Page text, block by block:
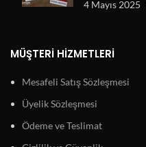
4 Mayıs 2025
MÜŞTERI HIZMETLERI
Mesafeli Satış Sözleşmesi
Üyelik Sözleşmesi
Ödeme ve Teslimat